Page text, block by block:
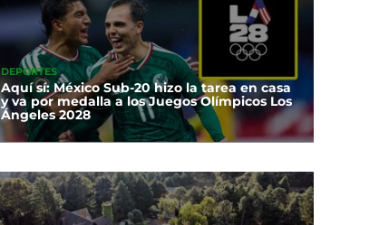
DEPORTES
Aquí sí: México Sub-20 hizo la tarea en casa
y va por medalla a los Juegos Olímpicos Los
Ángeles 2028